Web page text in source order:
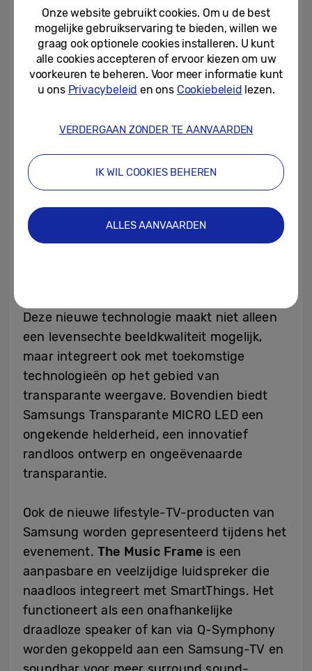
vorige Gen2-processor, en het is de snelste
processor van Samsung tot nu toe. Dit
resulteert in een sublieme beeldkwaliteit die
content levensechter maakt dan ooit
tevoren. Voor sportfans lost de AI Motion
bij het streamen van wedstrijden in hoge
verminderen. Het detecteert automatisch
om welke sport het gaat en past het juiste
deep learning-technologie.
Deze nieuwe technologie maakt niet alleen
een levensechte beeldkwaliteit mogelijk,
maar integreert ook met toekomstige
technologieën op het gebied van
transparante weergave. Bovendien biedt
Samsungs Transparante MICRO LED een
ongekende helderheid, een innovatief
randloos ontwerp en ongeëvenaarde
transparantie.
Ook de nieuwe lifestyle-TV-producten van
Samsung worden gepresenteerd tijdens het
evenement.The Music Frameis een
aanpasbare en veelzijdige luidspreker die
naadloos integreert met SmartThings. Het
functioneert als een onafhankelijke
draadloze speaker of kan via Q-Symphony
worden gekoppeld aan een Samsung-TV en
Onze website gebruikt cookies. Om u de best
mogelijke gebruikservaring te bieden, willen we
graag ook optionele cookies installeren. U kunt
alle cookies accepteren of ervoor kiezen om uw
voorkeuren te beheren. Voor meer informatie kunt
u ons Privacybeleid en ons Cookiebeleid lezen.
VERDERGAAN ZONDER TE AANVAARDEN
IK WIL COOKIES BEHEREN
ALLES AANVAARDEN